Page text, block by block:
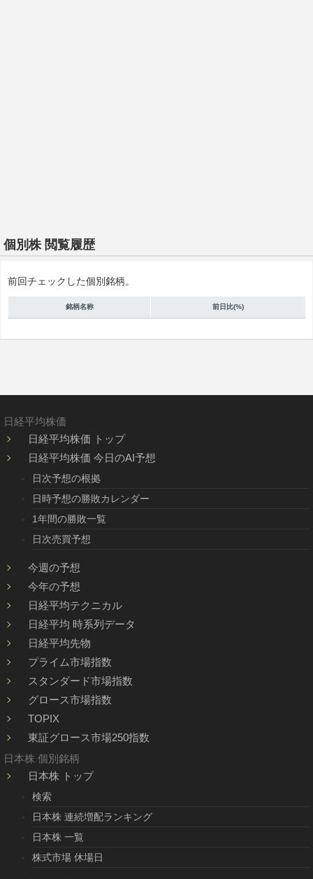
個別株 閲覧履歴
前回チェックした個別銘柄。
銘柄名称 前日比(%)
日経平均株価
日経平均株価 トップ
日経平均株価 今日のAI予想
日次予想の根拠
日時予想の勝敗カレンダー
1年間の勝敗一覧
日次売買予想
今週の予想
今年の予想
日経平均テクニカル
日経平均 時系列データ
日経平均先物
プライム市場指数
スタンダード市場指数
グロース市場指数
TOPIX
東証グロース市場250指数
日本株 個別銘柄
日本株 トップ
検索
日本株 連続増配ランキング
日本株 一覧
株式市場 休場日